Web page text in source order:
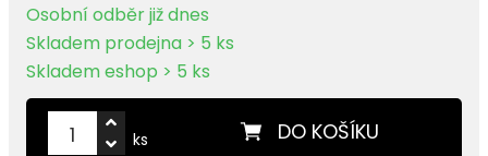
Osobní odběr již dnes
Skladem prodejna > 5 ks
Skladem eshop > 5 ks
DO KOŠÍKU
ks